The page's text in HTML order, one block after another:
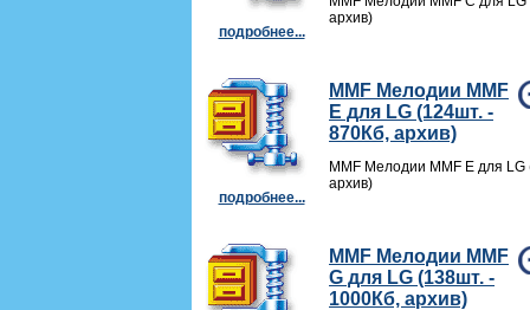
подробнее...
архив)
подробнее...
MMF Мелодии MMF
E для LG (124шт. -
870Кб, архив)
MMF Мелодии MMF E для
архив)
MMF Мелодии MMF
G для LG (138шт. -
1000Кб, архив)